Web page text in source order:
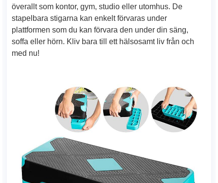
överallt som kontor, gym, studio eller utomhus. De
stapelbara stigarna kan enkelt förvaras under
plattformen som du kan förvara den under din säng,
soffa eller hörn. Kliv bara till ett hälsosamt liv från och
med nu!